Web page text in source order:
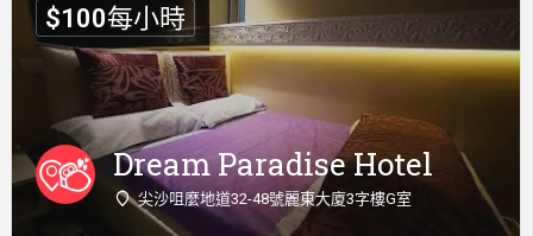
Dream Paradise Hotel
尖沙咀麼地道32-48號麗東大廈3字樓G室
$100每小時